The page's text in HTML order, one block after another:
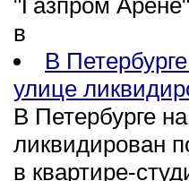
в
В
улице
В Петербурге
ликвидирован
в квартире-